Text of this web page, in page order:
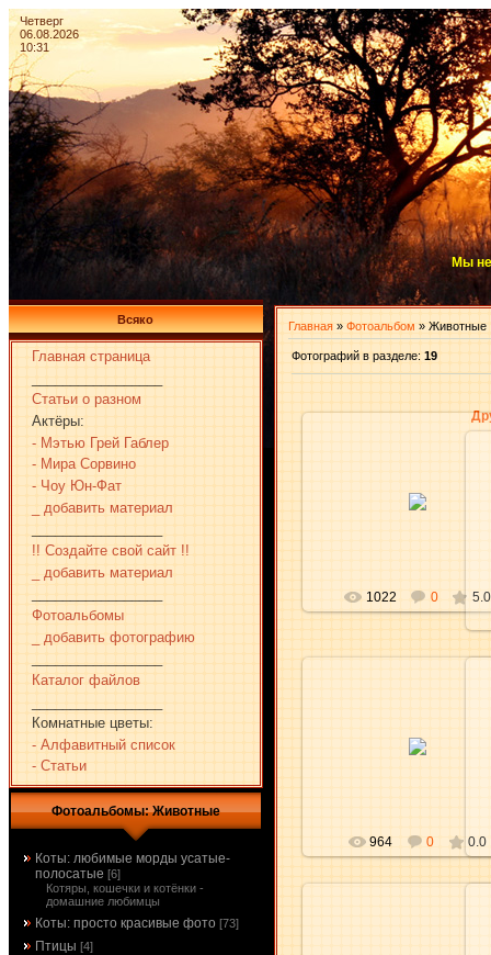
Четверг
06.08.2026
10:31
Мы не
Всяко
Главная страница
Статьи о разном
Актёры:
- Мэтью Грей Габлер
- Мира Сорвино
- Чоу Юн-Фат
_ добавить материал
!! Создайте свой сайт !!
_ добавить материал
Фотоальбомы
_ добавить фотографию
Каталог файлов
Комнатные цветы:
- Алфавитный список
- Статьи
Фотоальбомы: Животные
Коты: любимые морды усатые-
полосатые [6]
Котяры, кошечки и котёнки -
домашние любимцы
Коты: просто красивые фото [73]
Птицы [4]
Главная » Фотоальбом » Животные
Фотографий в разделе: 19
1022 0 5.0
964 0 0.0